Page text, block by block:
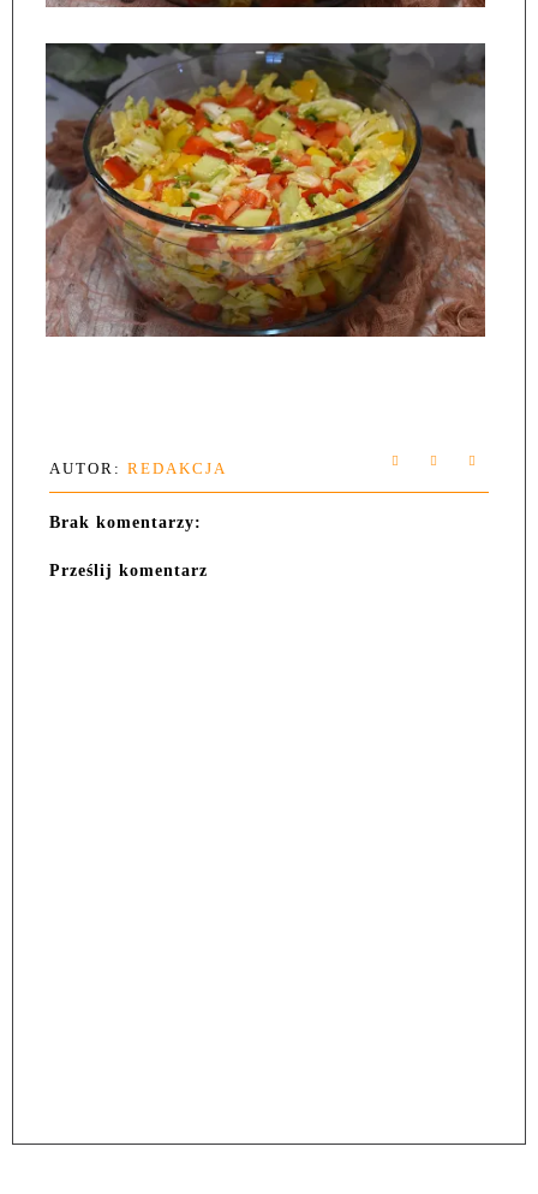
AUTOR: REDAKCJA
Brak komentarzy:
Prześlij komentarz